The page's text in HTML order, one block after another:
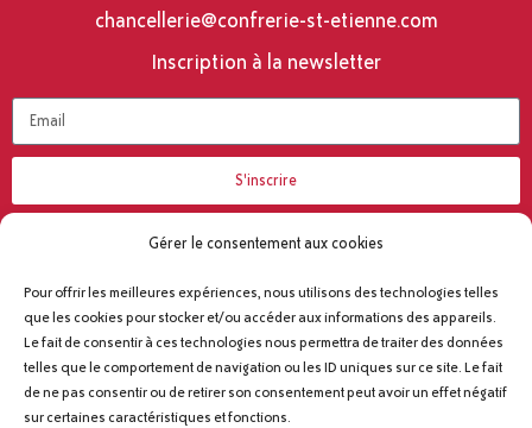
Gérer le consentement aux cookies
Pour offrir les meilleures expériences, nous utilisons des technologies telles
que les cookies pour stocker et/ou accéder aux informations des appareils.
Le fait de consentir à ces technologies nous permettra de traiter des données
telles que le comportement de navigation ou les ID uniques sur ce site. Le fait
de ne pas consentir ou de retirer son consentement peut avoir un effet négatif
sur certaines caractéristiques et fonctions.
moc.enneite-ts-eirerfnoc@eirellecnahc
Inscription à la newsletter
S'inscrire